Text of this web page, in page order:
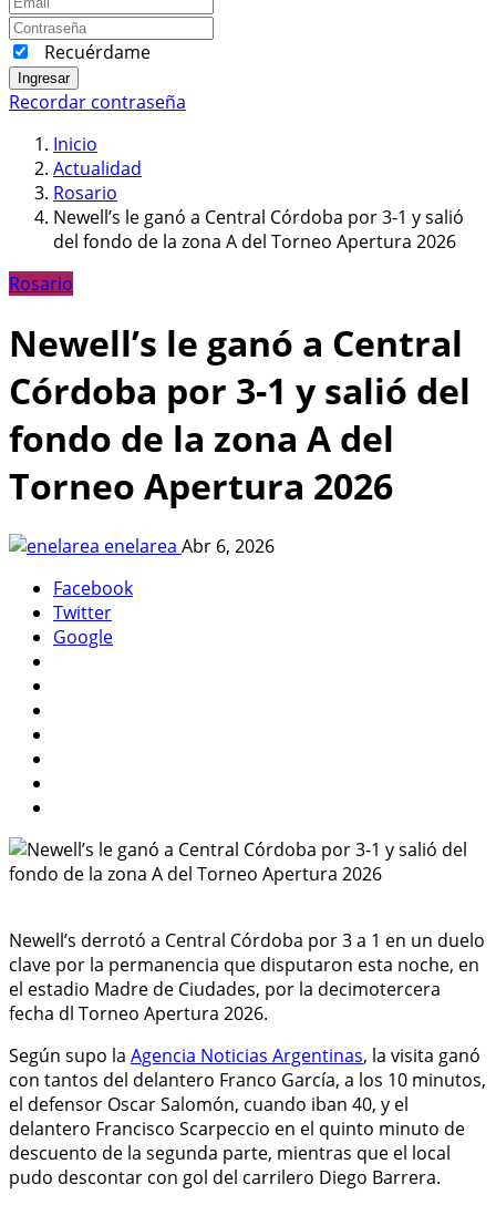
Recuérdame
Ingresar
Recordar contraseña
Inicio
Actualidad
Rosario
Newell’s le ganó a Central Córdoba por 3-1 y salió
del fondo de la zona A del Torneo Apertura 2026
Rosario
Newell’s le ganó a Central
Córdoba por 3-1 y salió del
fondo de la zona A del
Torneo Apertura 2026
enelarea Abr 6, 2026
Facebook
Twitter
Google
Newell’s derrotó a Central Córdoba por 3 a 1 en un duelo
clave por la permanencia que disputaron esta noche, en
el estadio Madre de Ciudades, por la decimotercera
fecha dl Torneo Apertura 2026.
Según supo la Agencia Noticias Argentinas, la visita ganó
con tantos del delantero Franco García, a los 10 minutos,
el defensor Oscar Salomón, cuando iban 40, y el
delantero Francisco Scarpeccio en el quinto minuto de
descuento de la segunda parte, mientras que el local
pudo descontar con gol del carrilero Diego Barrera.